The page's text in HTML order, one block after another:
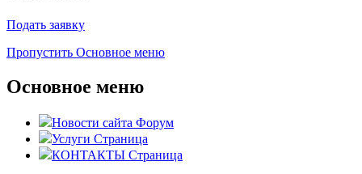
Подать заявку
Пропустить Основное меню
Основное меню
Новости сайта Форум
Услуги Страница
КОНТАКТЫ Страница